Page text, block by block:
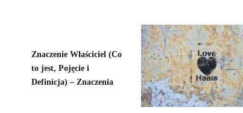
Znaczenie Właściciel (Co
to jest, Pojęcie i
Definicja) – Znaczenia